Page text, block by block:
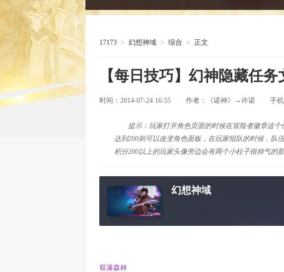
17173 > 幻想神域 > 综合 > 正文
【每日技巧】幻神隐藏任
时间：2014-07-24 16:55 作者： 《诺神》→许诺 手
提示：玩家打开角色页面的时候在冒险者徽章这
达到200则可以改变角色面板，在玩家组队的时候，队
积分200以上的玩家头像旁边会有两个小柱子很帅气的
幻想神域
双瀑森林